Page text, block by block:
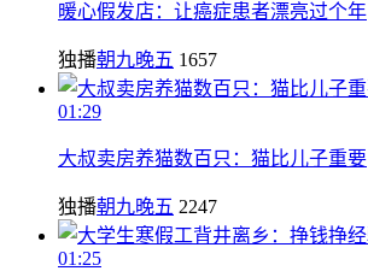
暖心假发店：让癌症患者漂亮过个年
独播朝九晚五 1657
01:29
大叔卖房养猫数百只：猫比儿子重要
独播朝九晚五 2247
01:25